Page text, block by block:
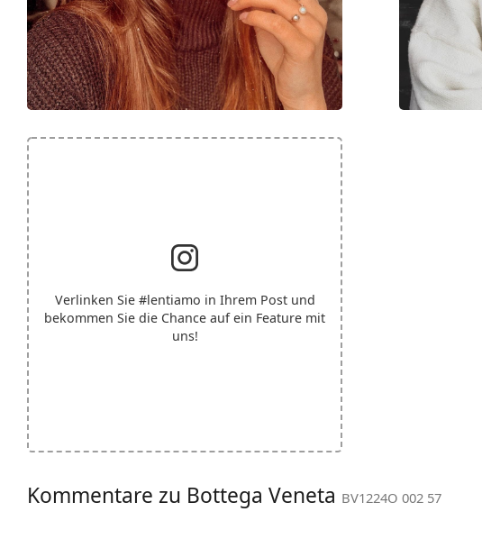
Verlinken Sie #lentiamo in Ihrem Post und
bekommen Sie die Chance auf ein Feature mit
uns!
Kommentare zu Bottega Veneta BV1224O 002 57